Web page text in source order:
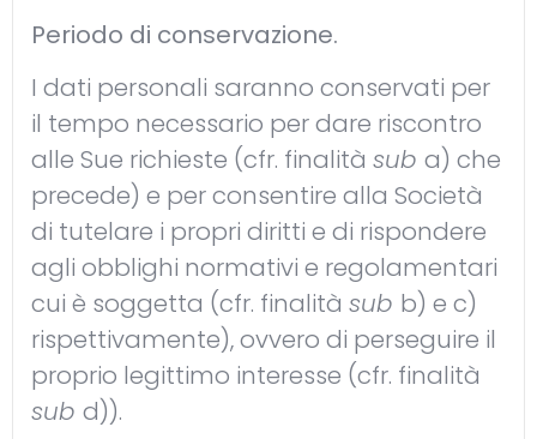
Periodo di conservazione.
I dati personali saranno conservati per
il tempo necessario per dare riscontro
alle Sue richieste (cfr. finalità sub a) che
precede) e per consentire alla Società
di tutelare i propri diritti e di rispondere
agli obblighi normativi e regolamentari
cui è soggetta (cfr. finalità sub b) e c)
rispettivamente), ovvero di perseguire il
proprio legittimo interesse (cfr. finalità
sub d)).